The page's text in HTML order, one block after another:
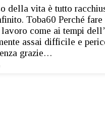
della vita è tutto
Toba60 Perché
come ai tempi
assai difficile e
grazie…